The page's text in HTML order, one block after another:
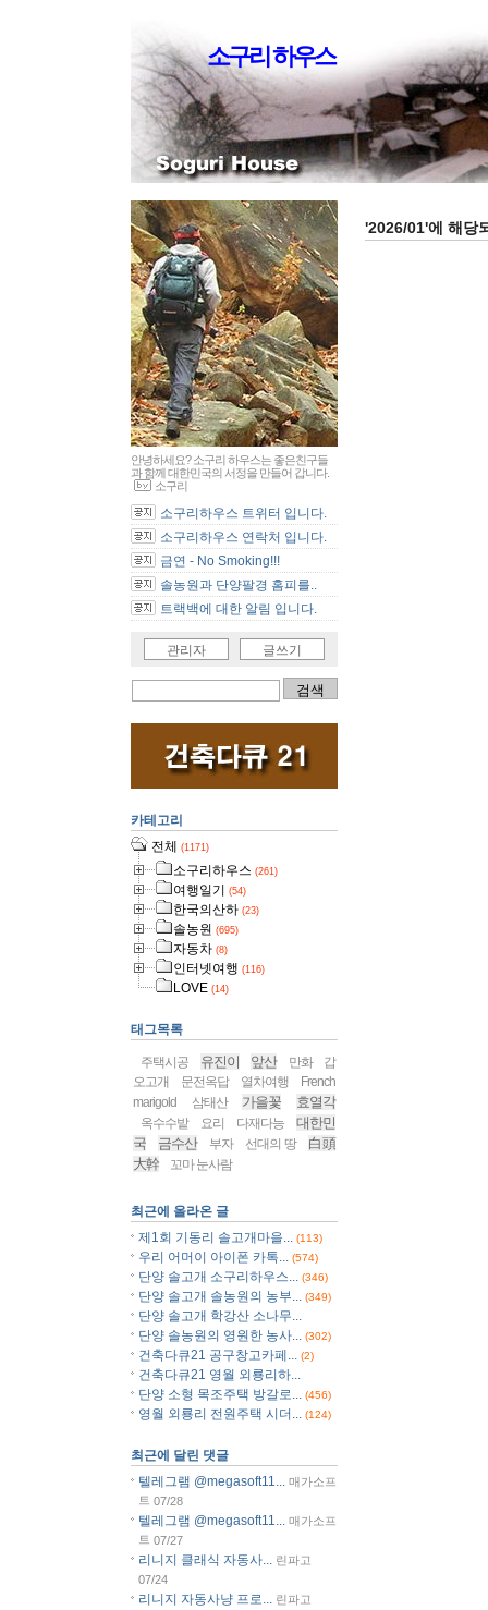
소구리 하우스
'2026/01'에 해당
안녕하세요? 소구리 하우스는 좋은친구들
과 함께 대한민국의 서정을 만들어 갑니다.
소구리
소구리하우스 트위터 입니다.
소구리하우스 연락처 입니다.
금연 - No Smoking!!!
솔농원과 단양팔경 홈피를..
트랙백에 대한 알림 입니다.
관리자 글쓰기
카테고리
전체 (1171)
소구리하우스 (261)
여행일기 (54)
한국의산하 (23)
솔농원 (695)
자동차 (8)
인터넷여행 (116)
LOVE (14)
태그목록
주택시공 유진이 앞산 만화
갑
오고개
문전옥답 열차여행
French
marigold
삼태산 가을꽃 효열각
옥수수밭 요리 다재다능
대한민
국
금수산 부자 선대의 땅
白頭
大幹
꼬마 눈사람
최근에 올라온 글
제1회 기동리 솔고개마을...
(113)
우리 어머이 아이폰 카톡... (574)
단양 솔고개 소구리하우스... (346)
단양 솔고개 솔농원의 농부... (349)
단양 솔고개 학강산 소나무...
단양 솔농원의 영원한 농사...
(302)
건축다큐21 공구창고카페... (2)
건축다큐21 영월 외룡리하...
단양 소형 목조주택 방갈로...
(456)
영월 외룡리 전원주택 시더... (124)
최근에 달린 댓글
텔레그램 @megasoft11...
매가소프
트 07/28
텔레그램 @megasoft11... 매가소프
트 07/27
리니지 클래식 자동사...
린파고
07/24
리니지 자동사냥 프로...
린파고